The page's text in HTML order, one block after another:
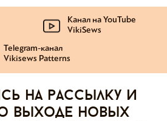
Канал на YouTube
VikiSews
Telegram-канал
Vikisews Patterns
на рассылку и
о выходе новых